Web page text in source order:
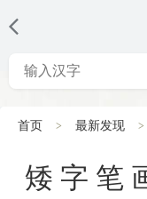
首页 最新发现
矮字笔